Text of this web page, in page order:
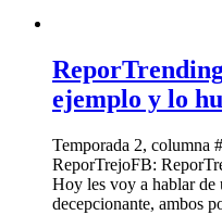
ejemplo y lo
Temporada 2, columna
ReporTrejoFB:
Hoy les voy a hablar de
decepcionante, ambos